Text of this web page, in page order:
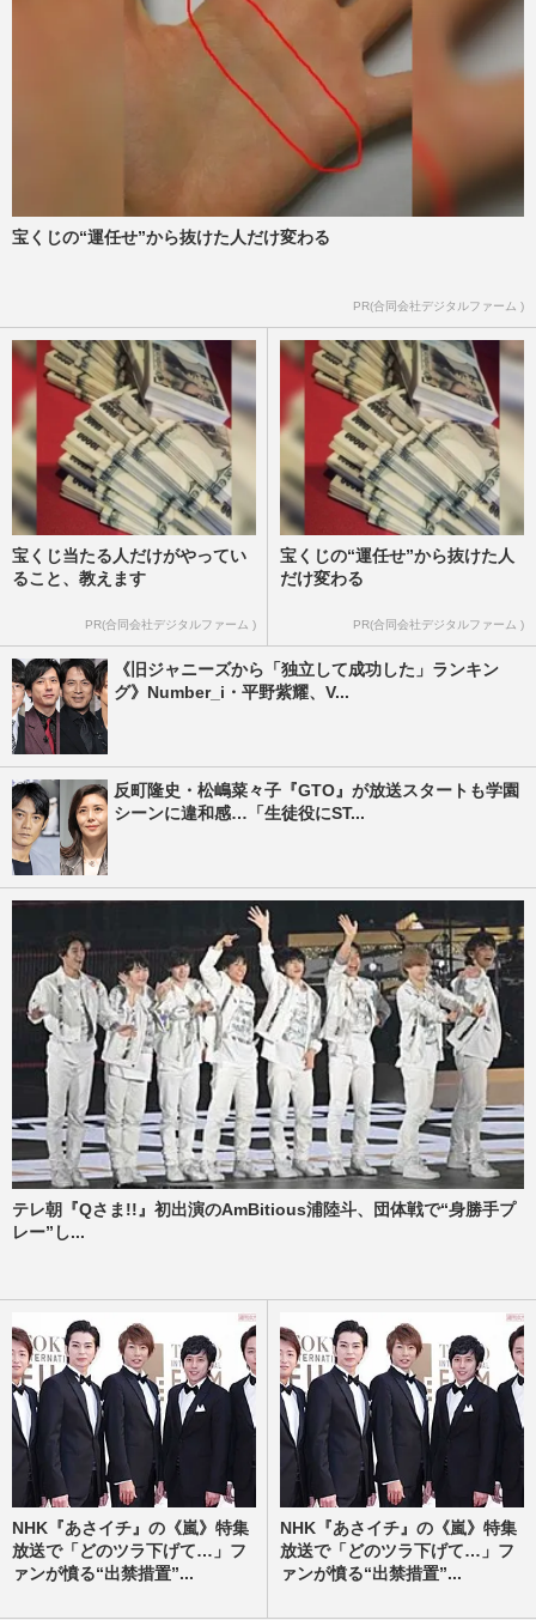
宝くじの“運任せ”から抜けた人だけ変わる
PR(合同会社デジタルファーム )
宝くじ当たる人だけがやってい
ること、教えます
PR(合同会社デジタルファーム )
宝くじの“運任せ”から抜けた人
だけ変わる
PR(合同会社デジタルファーム )
《旧ジャニーズから「独立して成功した」ランキン
グ》Number_i・平野紫耀、V...
反町隆史・松嶋菜々子『GTO』が放送スタートも学園
シーンに違和感…「生徒役にST...
テレ朝『Qさま!!』初出演のAmBitious浦陸斗、団体戦で“身勝手プ
レー”し...
NHK『あさイチ』の《嵐》特集
放送で「どのツラ下げて…」フ
ァンが憤る“出禁措置”...
NHK『あさイチ』の《嵐》特集
放送で「どのツラ下げて…」フ
ァンが憤る“出禁措置”...